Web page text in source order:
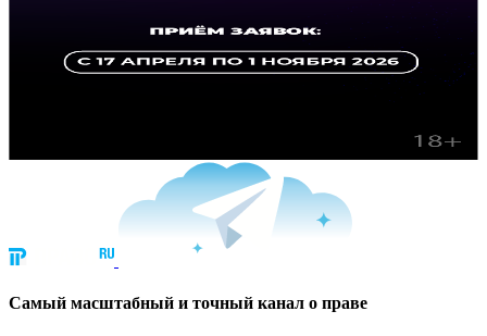
Cамый масштабный и точный канал о праве